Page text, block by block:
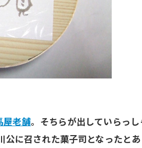
屋老舗。そちらが出していらっ
に召された菓子司となったと